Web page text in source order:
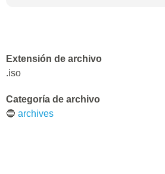
Extensión de archivo
.iso
Categoría de archivo
🔵 archives